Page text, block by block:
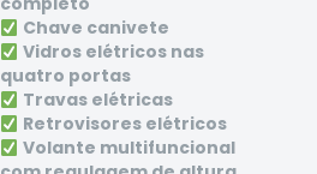
Chave canivete
Vidros elétricos nas
quatro portas
Travas elétricas
Retrovisores elétricos
Volante multifuncional